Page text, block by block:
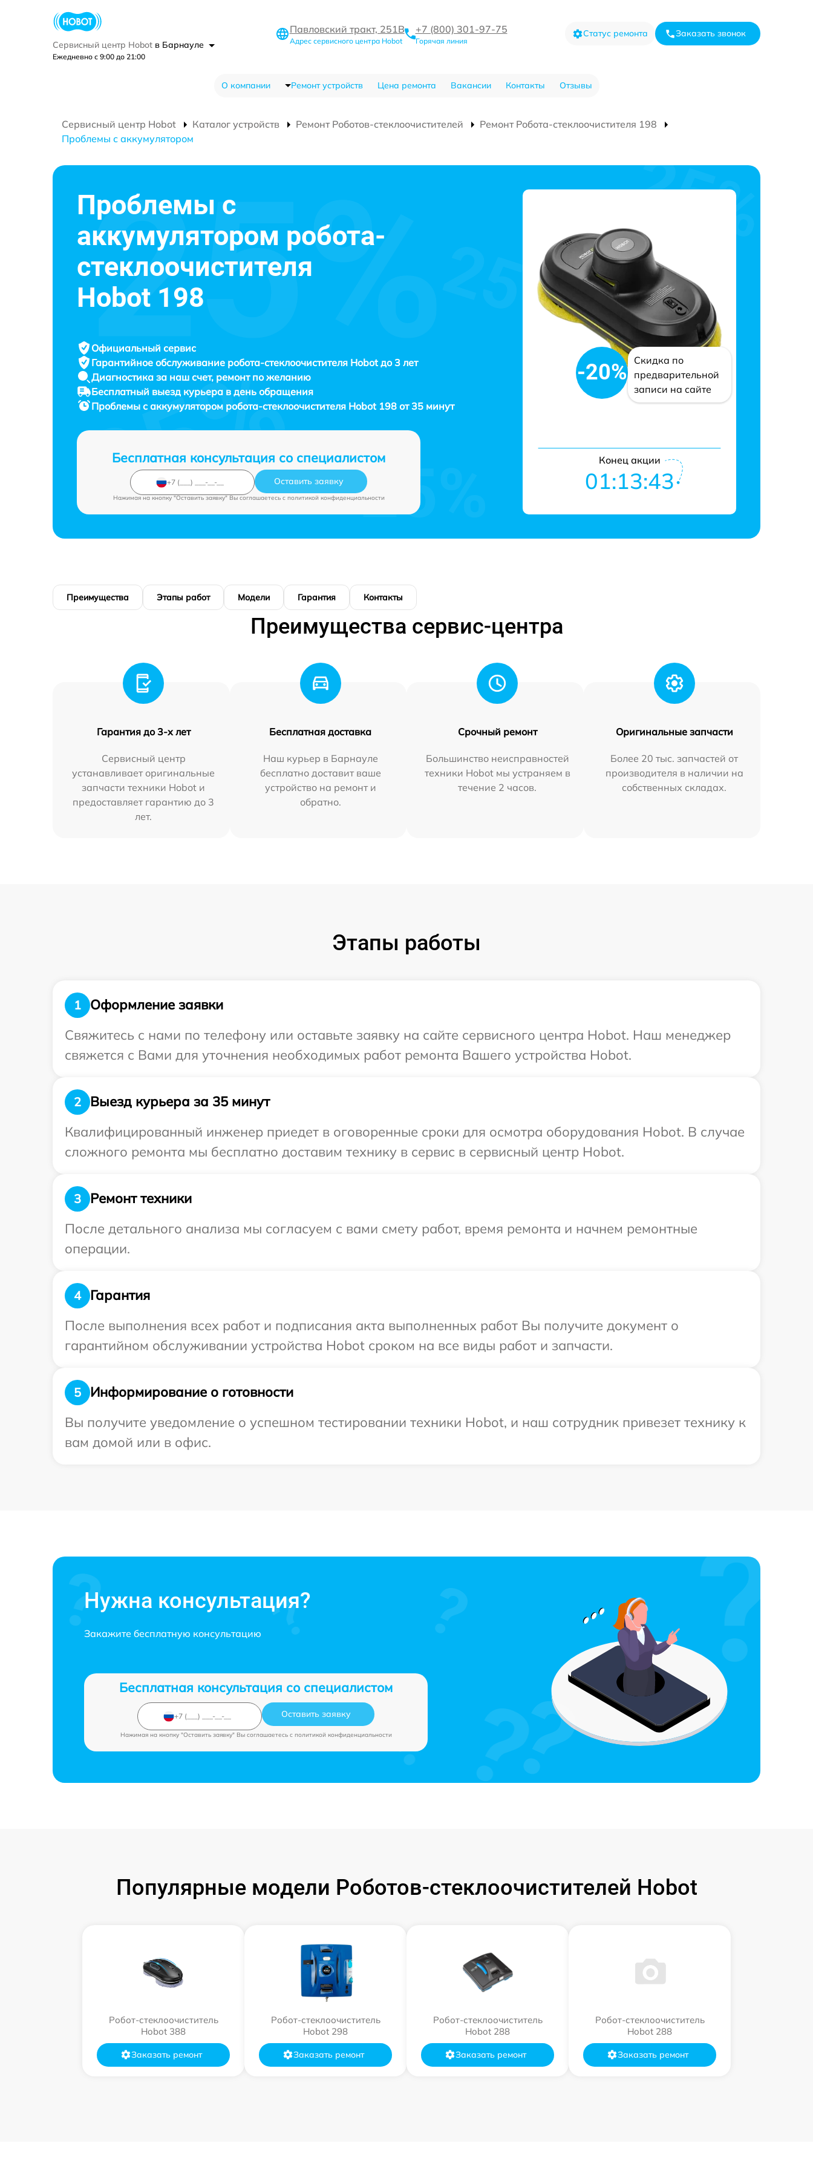
Сервисный центр Hobot в Барнауле
Ежедневно с 9:00 до 21:00
Павловский тракт, 251В
Адрес сервисного центра Hobot
+7 (800) 301-97-75
Горячая линия
Статус ремонта Заказать звонок
О компании Ремонт устройств Цена ремонта Вакансии Контакты Отзывы
Сервисный центр Hobot Каталог устройств Ремонт Роботов-стеклоочистителей
Ремонт Робота-стеклоочистителя 198
Проблемы с аккумулятором
Проблемы с
аккумулятором робота-
стеклоочистителя
Hobot 198
Официальный сервис
Гарантийное обслуживание робота-стеклоочистителя Hobot до 3 лет
Диагностика за наш счет, ремонт по желанию
Бесплатный выезд курьера в день обращения
Проблемы с аккумулятором робота-стеклоочистителя Hobot 198 от 35 минут
Бесплатная консультация со специалистом
Оставить заявку
Нажимая на кнопку "Оставить заявку" Вы соглашаетесь c политикой конфиденциальности
-20%
Скидка по
предварительной
записи на сайте
Конец акции
01:13:42
Преимущества Этапы работ Модели Гарантия Контакты
Преимущества сервис-центра
Гарантия до 3-х лет
Сервисный центр
устанавливает оригинальные
запчасти техники Hobot и
предоставляет гарантию до 3
лет.
Бесплатная доставка
Наш курьер в Барнауле
бесплатно доставит ваше
устройство на ремонт и
обратно.
Срочный ремонт
Большинство неисправностей
техники Hobot мы устраняем в
течение 2 часов.
Оригинальные запчасти
Более 20 тыс. запчастей от
производителя в наличии на
собственных складах.
Этапы работы
1
Оформление заявки
Свяжитесь с нами по телефону или оставьте заявку на сайте сервисного центра Hobot. Наш менеджер
свяжется с Вами для уточнения необходимых работ ремонта Вашего устройства Hobot.
2
Выезд курьера за 35 минут
Квалифицированный инженер приедет в оговоренные сроки для осмотра оборудования Hobot. В случае
сложного ремонта мы бесплатно доставим технику в сервис в сервисный центр Hobot.
3
Ремонт техники
После детального анализа мы согласуем с вами смету работ, время ремонта и начнем ремонтные
операции.
4
Гарантия
После выполнения всех работ и подписания акта выполненных работ Вы получите документ о
гарантийном обслуживании устройства Hobot сроком на все виды работ и запчасти.
5
Информирование о готовности
Вы получите уведомление о успешном тестировании техники Hobot, и наш сотрудник привезет технику к
вам домой или в офис.
Нужна консультация?
Закажите бесплатную консультацию
Бесплатная консультация со специалистом
Оставить заявку
Нажимая на кнопку "Оставить заявку" Вы соглашаетесь c политикой конфиденциальности
Популярные модели Роботов-стеклоочистителей Hobot
Робот-стеклоочиститель
Hobot 388
Заказать ремонт
Робот-стеклоочиститель
Hobot 298
Заказать ремонт
Робот-стеклоочиститель
Hobot 288
Заказать ремонт
Робот-стеклоочиститель
Hobot 288
Заказать ремонт